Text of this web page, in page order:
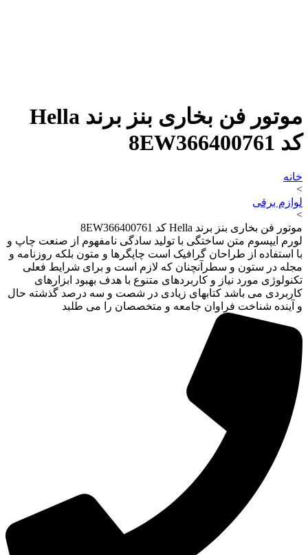
موتور فن بخاری بنز برند Hella
کد 8EW366400761
خانه
>
لوازم برقی
>
موتور فن بخاری بنز برند Hella کد 8EW366400761
لورم ایپسوم متن ساختگی با تولید سادگی نامفهوم از صنعت چاپ و
با استفاده از طراحان گرافیک است چاپگرها و متون بلکه روزنامه و
مجله در ستون و سطرآنچنان که لازم است و برای شرایط فعلی
تکنولوژی مورد نیاز و کاربردهای متنوع با هدف بهبود ابزارهای
کاربردی می باشد کتابهای زیادی در شصت و سه درصد گذشته حال
و آینده شناخت فراوان جامعه و متخصصان را می طلبد